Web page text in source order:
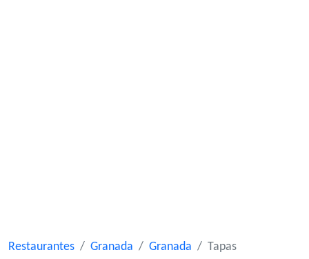
Restaurantes Granada Granada Tapas